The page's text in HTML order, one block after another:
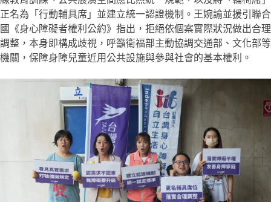
正名為「行動輔具席」並建立統一認證機制。王婉諭並援引聯合
國《身心障礙者權利公約》指出，拒絕依個案實際狀況做出合理
調整，本身即構成歧視，呼籲衛福部主動協調交通部、文化部等
機關，保障身障兒童近用公共設施與參與社會的基本權利。